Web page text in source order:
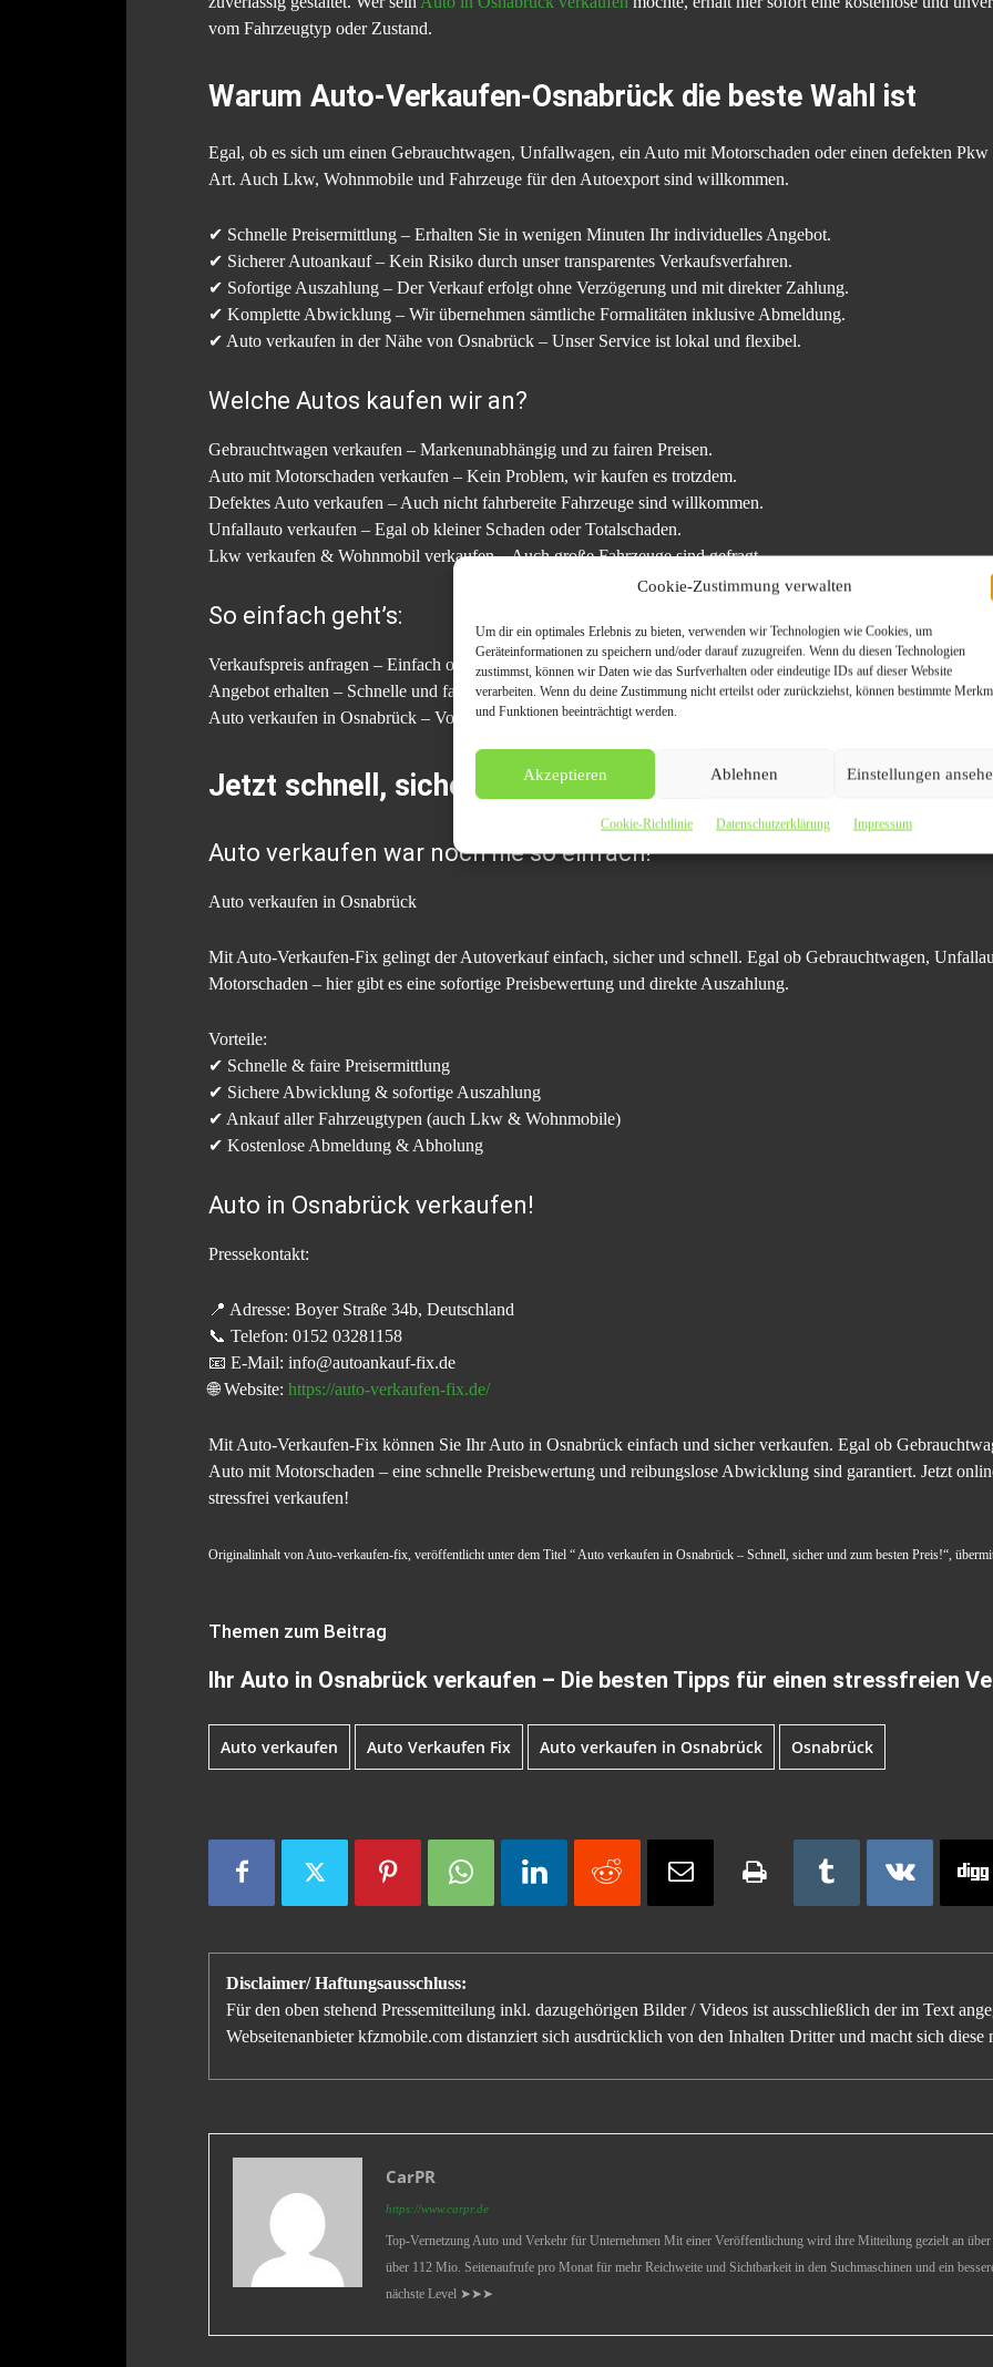
Cookie-Zustimmung verwalten
Um dir ein optimales Erlebnis zu bieten, verwenden wir Technologien wie Cookies, um
Geräteinformationen zu speichern und/oder darauf zuzugreifen. Wenn du diesen Technologien
zustimmst, können wir Daten wie das Surfverhalten oder eindeutige IDs auf dieser Website
verarbeiten. Wenn du deine Zustimmung nicht erteilst oder zurückziehst, können bestimmte
und Funktionen beeinträchtigt werden.
Akzeptieren Ablehnen Einstellungen
Cookie-Richtlinie Datenschutzerklärung Impressum
vom Fahrzeugtyp oder Zustand.
Warum Auto-Verkaufen-Osnabrück die beste Wahl ist
Egal, ob es sich um einen Gebrauchtwagen, Unfallwagen, ein Auto mit Motorschaden oder einen defekten
Art. Auch Lkw, Wohnmobile und Fahrzeuge für den Autoexport sind willkommen.
✔ Schnelle Preisermittlung – Erhalten Sie in wenigen Minuten Ihr individuelles Angebot.
✔ Sicherer Autoankauf – Kein Risiko durch unser transparentes Verkaufsverfahren.
✔ Sofortige Auszahlung – Der Verkauf erfolgt ohne Verzögerung und mit direkter Zahlung.
✔ Komplette Abwicklung – Wir übernehmen sämtliche Formalitäten inklusive Abmeldung.
✔ Auto verkaufen in der Nähe von Osnabrück – Unser Service ist lokal und flexibel.
Welche Autos kaufen wir an?
Gebrauchtwagen verkaufen – Markenunabhängig und zu fairen Preisen.
Auto mit Motorschaden verkaufen – Kein Problem, wir kaufen es trotzdem.
Defektes Auto verkaufen – Auch nicht fahrbereite Fahrzeuge sind willkommen.
Unfallauto verkaufen – Egal ob kleiner Schaden oder Totalschaden.
Lkw verkaufen & Wohnmobil verkaufen – Auch große Fahrzeuge sind gefragt.
So einfach geht’s:
Verkaufspreis anfragen – Einfach online das Fahrzeug eingeben.
Angebot erhalten – Schnelle und faire Bewertung.
Auto verkaufen in Osnabrück – Vor Ort oder mit Abholung.
Jetzt schnell, sicher und unkompliziert Ihr Auto in
Auto verkaufen war noch nie so einfach!
Auto verkaufen in Osnabrück
Mit Auto-Verkaufen-Fix gelingt der Autoverkauf einfach, sicher und schnell. Egal ob Gebrauchtwagen,
Motorschaden – hier gibt es eine sofortige Preisbewertung und direkte Auszahlung.
Vorteile:
✔ Schnelle & faire Preisermittlung
✔ Sichere Abwicklung & sofortige Auszahlung
✔ Ankauf aller Fahrzeugtypen (auch Lkw & Wohnmobile)
✔ Kostenlose Abmeldung & Abholung
Auto in Osnabrück verkaufen!
Pressekontakt:
📍 Adresse: Boyer Straße 34b, Deutschland
📞 Telefon: 0152 03281158
📧 E-Mail: info@autoankauf-fix.de
🌐 Website: https://auto-verkaufen-fix.de/
Mit Auto-Verkaufen-Fix können Sie Ihr Auto in Osnabrück einfach und sicher verkaufen. Egal ob
Auto mit Motorschaden – eine schnelle Preisbewertung und reibungslose Abwicklung sind garantiert. Jetzt
stressfrei verkaufen!
Originalinhalt von Auto-verkaufen-fix, veröffentlicht unter dem Titel “ Auto verkaufen in Osnabrück – Schnell, sicher und zum besten Preis!“,
Themen zum Beitrag
Ihr Auto in Osnabrück verkaufen – Die besten Tipps für einen stressfreien
Auto verkaufen Auto Verkaufen Fix Auto verkaufen in Osnabrück Osnabrück
Disclaimer/ Haftungsausschluss:
Für den oben stehend Pressemitteilung inkl. dazugehörigen Bilder / Videos ist ausschließlich der im Text
Webseitenanbieter kfzmobile.com distanziert sich ausdrücklich von den Inhalten Dritter und macht sich diese
CarPR
https://www.carpr.de
Top-Vernetzung Auto und Verkehr für Unternehmen Mit einer Veröffentlichung wird ihre Mitteilung gezielt an
über 112 Mio. Seitenaufrufe pro Monat für mehr Reichweite und Sichtbarkeit in den Suchmaschinen und ein
nächste Level ➤➤➤